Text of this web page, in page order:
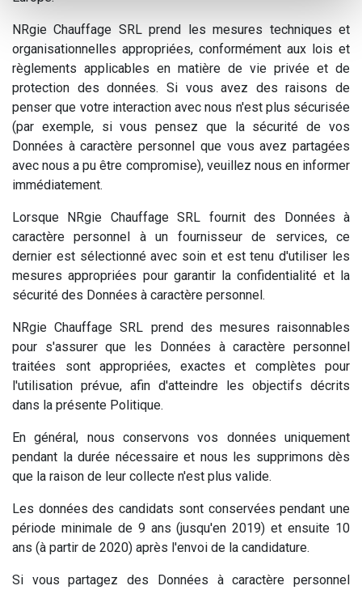
NRgie Chauffage SRL prend les mesures techniques et
organisationnelles appropriées, conformément aux lois et
règlements applicables en matière de vie privée et de
protection des données. Si vous avez des raisons de
penser que votre interaction avec nous n'est plus sécurisée
(par exemple, si vous pensez que la sécurité de vos
Données à caractère personnel que vous avez partagées
avec nous a pu être compromise), veuillez nous en informer
immédiatement.
Lorsque NRgie Chauffage SRL fournit des Données à
caractère personnel à un fournisseur de services, ce
dernier est sélectionné avec soin et est tenu d'utiliser les
mesures appropriées pour garantir la confidentialité et la
sécurité des Données à caractère personnel.
NRgie Chauffage SRL prend des mesures raisonnables
pour s'assurer que les Données à caractère personnel
traitées sont appropriées, exactes et complètes pour
l'utilisation prévue, afin d'atteindre les objectifs décrits
dans la présente Politique.
En général, nous conservons vos données uniquement
pendant la durée nécessaire et nous les supprimons dès
que la raison de leur collecte n'est plus valide.
Les données des candidats sont conservées pendant une
période minimale de 9 ans (jusqu'en 2019) et ensuite 10
ans (à partir de 2020) après l'envoi de la candidature.
Si vous partagez des Données à caractère personnel